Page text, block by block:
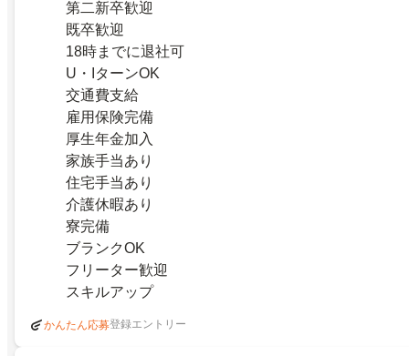
第二新卒歓迎
既卒歓迎
18時までに退社可
U・IターンOK
交通費支給
雇用保険完備
厚生年金加入
家族手当あり
住宅手当あり
介護休暇あり
寮完備
ブランクOK
フリーター歓迎
スキルアップ
かんたん応募登録エントリー